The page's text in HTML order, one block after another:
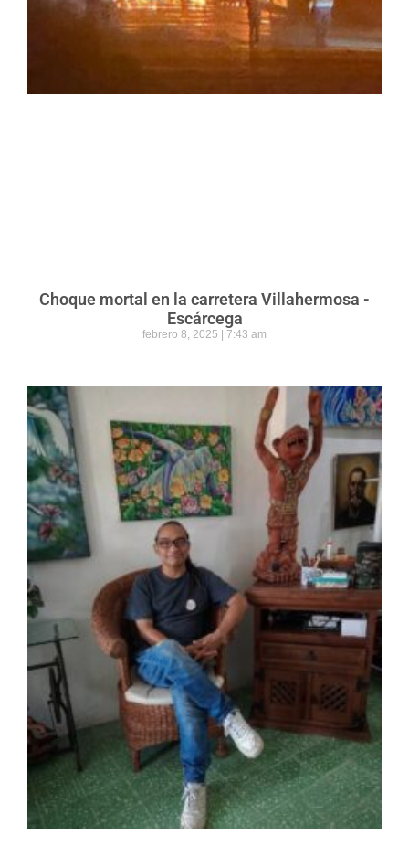
Choque mortal en la carretera Villahermosa -
Escárcega
febrero 8, 2025 7:43 am